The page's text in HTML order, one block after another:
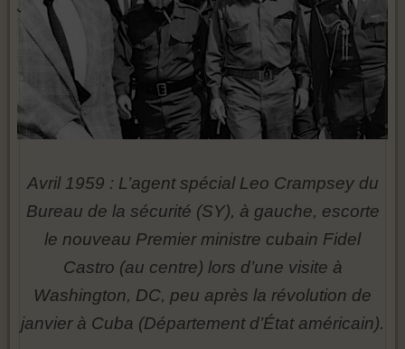
Avril 1959 : L’agent spécial Leo Crampsey du
Bureau de la sécurité (SY), à gauche, escorte
le nouveau Premier ministre cubain Fidel
Castro (au centre) lors d’une visite à
Washington, DC, peu après la révolution de
janvier à Cuba (Département d’État américain).